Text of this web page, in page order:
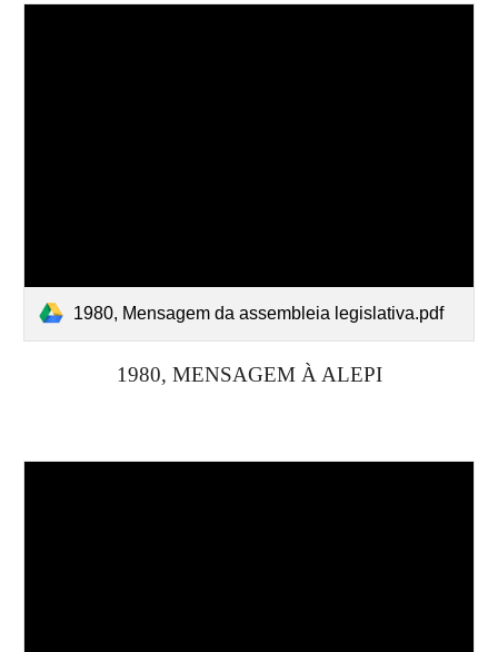
1980, Mensagem da assembleia legislativa.pdf
1980, MENSAGEM À ALEPI